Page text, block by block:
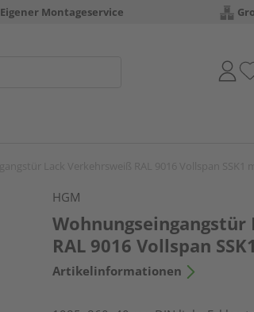
Eigener Montageservice
HGM
RAL 9016 Vollspan
Artikelinformationen